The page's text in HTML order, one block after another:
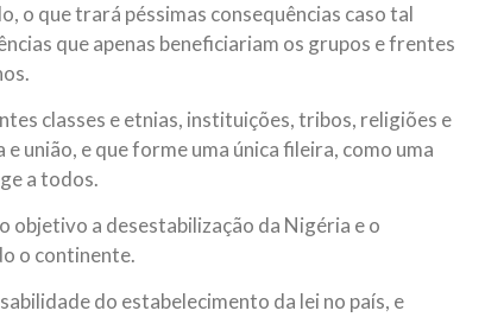
o que trará péssimas consequências caso tal
que apenas beneficiariam os grupos e frentes
classes e etnias, instituições, tribos, religiões e
união, e que forme uma única fileira, como uma
a todos.
a desestabilização da Nigéria e o
o continente.
do estabelecimento da lei no país, e